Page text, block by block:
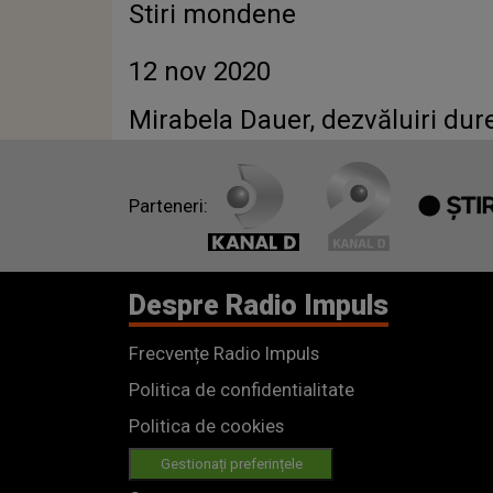
Stiri mondene
12 nov 2020
Mirabela Dauer, dezvăluiri
Parteneri:
Despre Radio Impuls
Frecvențe Radio Impuls
Politica de confidentialitate
Politica de cookies
Gestionați preferințele